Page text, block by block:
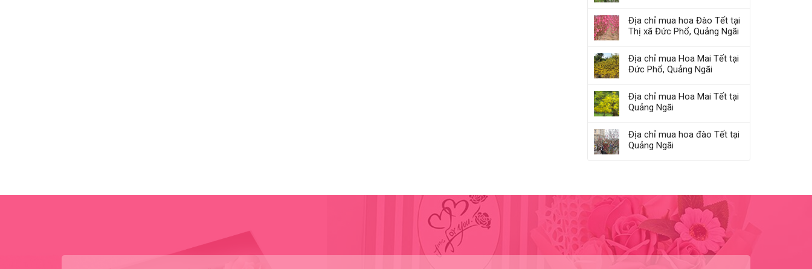
Địa chỉ mua hoa Đào Tết tại
Thị xã Đức Phổ, Quảng Ngãi
Địa chỉ mua Hoa Mai Tết tại
Đức Phổ, Quảng Ngãi
Địa chỉ mua Hoa Mai Tết tại
Quảng Ngãi
Địa chỉ mua hoa đào Tết tại
Quảng Ngãi